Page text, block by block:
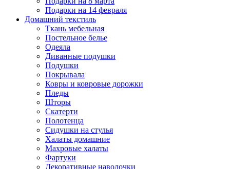
Подарки на 14 февраля
Домашний текстиль
Ткань мебельная
Постельное белье
Одеяла
Диванные подушки
Подушки
Покрывала
Ковры и ковровые дорожки
Пледы
Шторы
Скатерти
Полотенца
Сидушки на стулья
Халаты домашние
Махровые халаты
Фартуки
Декоративные наволочки